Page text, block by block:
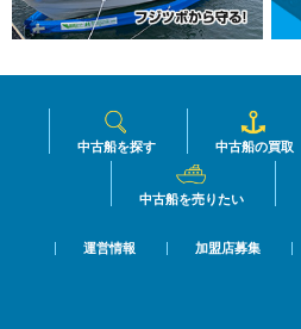
中古船を探す 中古船の買取
中古船を売りたい
運営情報 加盟店募集